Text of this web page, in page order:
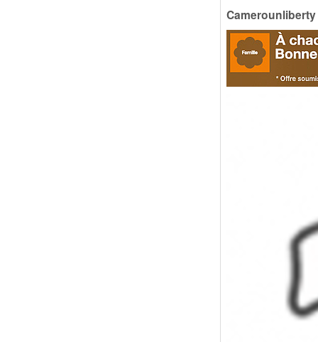
Camerounliberty